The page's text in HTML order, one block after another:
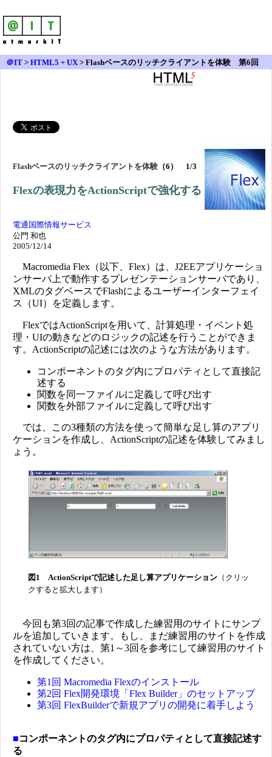
＠IT > HTML5 + UX> Flashベースのリッチクライアントを体験 第6回
Flashベースのリッチクライアントを体験 （6） 1/3
Flexの表現力をActionScriptで強化する
電通国際情報サービス
公門 和也
2005/12/14
Macromedia Flex（以下、Flex）は、J2EEアプリケーショ
ンサーバ上で動作するプレゼンテーションサーバであり、
XMLのタグベースでFlashによるユーザーインターフェイ
ス（UI）を定義します。
FlexではActionScriptを用いて、計算処理・イベント処
理・UIの動きなどのロジックの記述を行うことができま
す。ActionScriptの記述には次のような方法があります。
コンポーネントのタグ内にプロパティとして直接記
述する
関数を同一ファイルに定義して呼び出す
関数を外部ファイルに定義して呼び出す
では、この3種類の方法を使って簡単な足し算のアプリ
ケーションを作成し、ActionScriptの記述を体験してみまし
ょう。
図1 ActionScriptで記述した足し算アプリケーション （クリッ
クすると拡大します）
今回も第3回の記事で作成した練習用のサイトにサンプ
ルを追加していきます。もし、まだ練習用のサイトを作成
されていない方は、第1～3回を参考にして練習用のサイト
を作成してください。
第1回 Macromedia Flexのインストール
第2回 Flex開発環境「Flex Builder」のセットアップ
第3回 FlexBuilderで新規アプリの開発に着手しよう
■コンポーネントのタグ内にプロパティとして直接記述す
る